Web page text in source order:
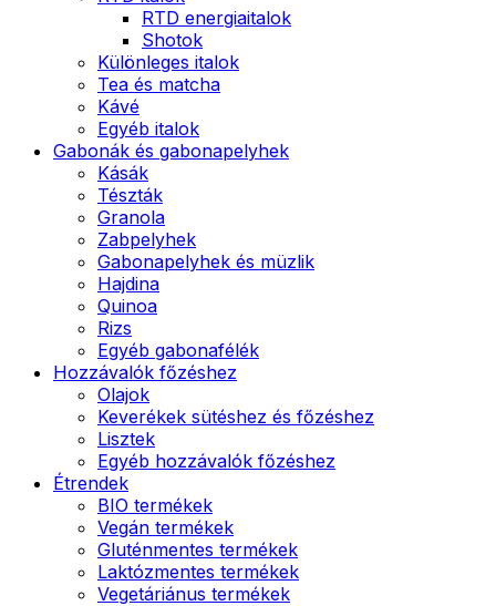
RTD energiaitalok
Shotok
Különleges italok
Tea és matcha
Kávé
Egyéb italok
Gabonák és gabonapelyhek
Kásák
Tészták
Granola
Zabpelyhek
Gabonapelyhek és müzlik
Hajdina
Quinoa
Rizs
Egyéb gabonafélék
Hozzávalók főzéshez
Olajok
Keverékek sütéshez és főzéshez
Lisztek
Egyéb hozzávalók főzéshez
Étrendek
BIO termékek
Vegán termékek
Gluténmentes termékek
Laktózmentes termékek
Vegetáriánus termékek